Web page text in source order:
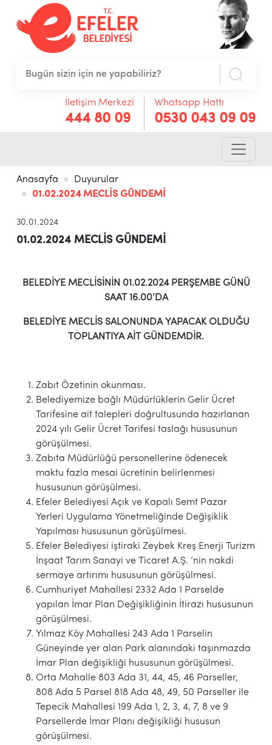
İletişim Merkezi
444 80 09
Whatsapp Hattı
0530 043 09 09
Anasayfa
Duyurular
01.02.2024 MECLİS GÜNDEMİ
30.01.2024
01.02.2024 MECLİS GÜNDEMİ
BELEDİYE MECLİSİNİN 01.02.2024 PERŞEMBE GÜNÜ
SAAT 16.00’DA
BELEDİYE MECLİS SALONUNDA YAPACAK OLDUĞU
TOPLANTIYA AİT GÜNDEMDİR.
Zabıt Özetinin okunması.
Belediyemize bağlı Müdürlüklerin Gelir Ücret
Tarifesine ait talepleri doğrultusunda hazırlanan
2024 yılı Gelir Ücret Tarifesi taslağı hususunun
görüşülmesi.
Zabıta Müdürlüğü personellerine ödenecek
maktu fazla mesai ücretinin belirlenmesi
hususunun görüşülmesi.
Efeler Belediyesi Açık ve Kapalı Semt Pazar
Yerleri Uygulama Yönetmeliğinde Değişiklik
Yapılması hususunun görüşülmesi.
Efeler Belediyesi iştiraki Zeybek Kreş Enerji Turizm
İnşaat Tarım Sanayi ve Ticaret A.Ş. ’nin nakdi
sermaye artırımı hususunun görüşülmesi.
Cumhuriyet Mahallesi 2332 Ada 1 Parselde
yapılan İmar Plan Değişikliğinin İtirazı hususunun
görüşülmesi.
Yılmaz Köy Mahallesi 243 Ada 1 Parselin
Güneyinde yer alan Park alanındaki taşınmazda
İmar Plan değişikliği hususunun görüşülmesi.
Orta Mahalle 803 Ada 31, 44, 45, 46 Parseller,
808 Ada 5 Parsel 818 Ada 48, 49, 50 Parseller ile
Tepecik Mahallesi 199 Ada 1, 2, 3, 4, 7, 8 ve 9
Parsellerde İmar Planı değişikliği hususun
görüşülmesi.